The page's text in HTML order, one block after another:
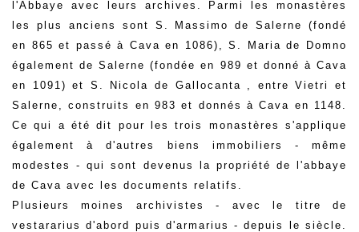
l'Abbaye avec leurs archives. Parmi les monastères
les plus anciens sont S. Massimo de Salerne (fondé
en 865 et passé à Cava en 1086), S. Maria de Domno
également de Salerne (fondée en 989 et donné à Cava
en 1091) et S. Nicola de Gallocanta , entre Vietri et
Salerne, construits en 983 et donnés à Cava en 1148.
Ce qui a été dit pour les trois monastères s'applique
également à d'autres biens immobiliers - même
modestes - qui sont devenus la propriété de l'abbaye
de Cava avec les documents relatifs.
Plusieurs moines archivistes - avec le titre de
vestararius d'abord puis d'armarius - depuis le siècle.